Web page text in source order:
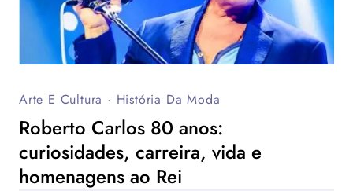
Arte E Cultura · História Da Moda
Roberto Carlos 80 anos:
curiosidades, carreira, vida e
homenagens ao Rei